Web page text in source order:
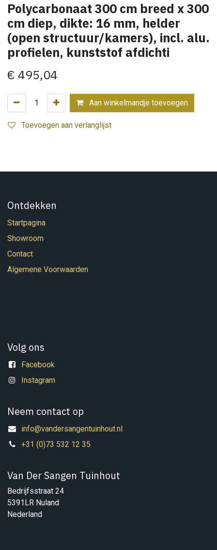
Polycarbonaat 300 cm breed x 300
cm diep, dikte: 16 mm, helder
(open structuur/kamers), incl. alu.
profielen, kunststof afdichti
€ 495,04
Aan winkelmandje toevoegen
Toevoegen aan verlanglijst
Ontdekken
Startpagina
Showroom
Contact
Algemene Voorwaarden
Volg ons
Facebook
Instagram
Neem contact op
info@vandersangentuinhout.nl
+31 (0)73 532 12 35
Van Der Sangen Tuinhout
Bedrijfsstraat 24
5391LR Nuland
Nederland